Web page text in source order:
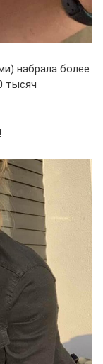
набрала более
тысяч